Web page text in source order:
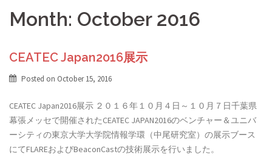
Month: October 2016
CEATEC Japan2016展示
Posted on October 15, 2016
CEATEC Japan2016展示 ２０１６年１０月４日～１０月７日千葉県
幕張メッセで開催されたCEATEC JAPAN2016のベンチャー＆ユニバ
ーシティの東京大学大学院情報学環（中尾研究室）の展示ブース
にてFLAREおよびBeaconCastの技術展示を行いました。